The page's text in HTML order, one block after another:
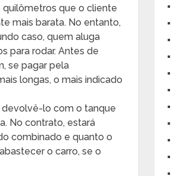
quilômetros que o cliente
mais barata. No entanto,
caso, quem aluga
para rodar. Antes de
se pagar pela
longas, o mais indicado
devolvê-lo com o tanque
No contrato, estará
combinado e quanto o
o carro, se o